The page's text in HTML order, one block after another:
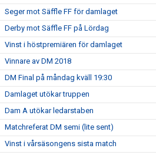
Seger mot Säffle FF för damlaget
Derby mot Säffle FF på Lördag
Vinst i höstpremiären för damlaget
Vinnare av DM 2018
DM Final på måndag kväll 19:30
Damlaget utökar truppen
Dam A utökar ledarstaben
Matchreferat DM semi (lite sent)
Vinst i vårsäsongens sista match